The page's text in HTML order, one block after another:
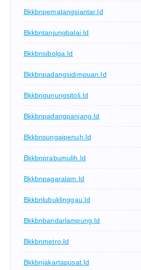
Bkkbnpematangsiantar.id
Bkkbntanjungbalai.id
Bkkbnsibolga.id
Bkkbnpadangsidimpuan.id
Bkkbngunungsitoli.id
Bkkbnpadangpanjang.id
Bkkbnsungaipenuh.id
Bkkbnprabumulih.id
Bkkbnpagaralam.id
Bkkbnlubuklinggau.id
Bkkbnbandarlampung.id
Bkkbnmetro.id
Bkkbnjakartapusat.id